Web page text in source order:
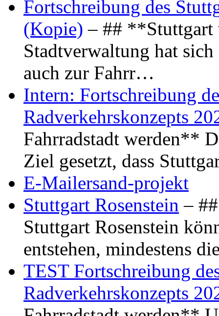
Fortschreibung des
(Kopie) – ## **Stuttgart
Stadtverwaltung hat
auch zur Fahrr…
Intern: Fortschreibung
Radverkehrskonzepts
Fahrradstadt werden**
Ziel gesetzt, dass
E-Mailersand-projekt
Stuttgart Rosenstein –
Stuttgart Rosenstein
entstehen, mindestens
TEST Fortschreibung
Radverkehrskonzepts